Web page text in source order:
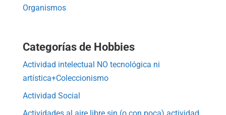
Organismos
Categorías de Hobbies
Actividad intelectual NO tecnológica ni
artística+Coleccionismo
Actividad Social